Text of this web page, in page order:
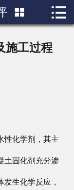
 首页
行业知识
人才招聘
 
施工过程
性化学剂，其主
土固化剂充分渗
生化学反应，